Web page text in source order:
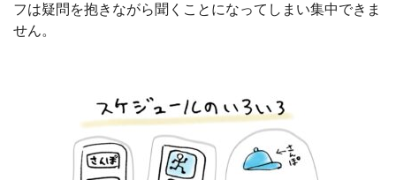
フは疑問を抱きながら聞くことになってしまい集中できま
せん。